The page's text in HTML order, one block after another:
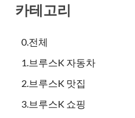
카테고리
0.전체
1.브루스K 자동차
2.브루스K 맛집
3.브루스K 쇼핑